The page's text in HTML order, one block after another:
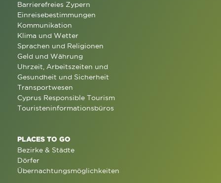
Barrierefreies Zypern
Einreisebestimmungen
Kommunikation
Klima und Wetter
Sprachen und Religionen
Geld und Währung
Uhrzeit, Arbeitszeiten und
Gesundheit und Sicherheit
Transportwesen
Cyprus Responsible Tourism
Touristeninformationsbüros
PLACES TO GO
Bezirke & Städte
Dörfer
Übernachtungsmöglichkeiten